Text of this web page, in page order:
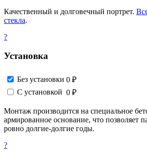
Качественный и долговечный портрет.
стекла.
?
Установка
Без установки 0 ₽
С установкой 0 ₽
Монтаж производится на специальное
армированное основание, что позволяет
ровно долгие-долгие годы.
?